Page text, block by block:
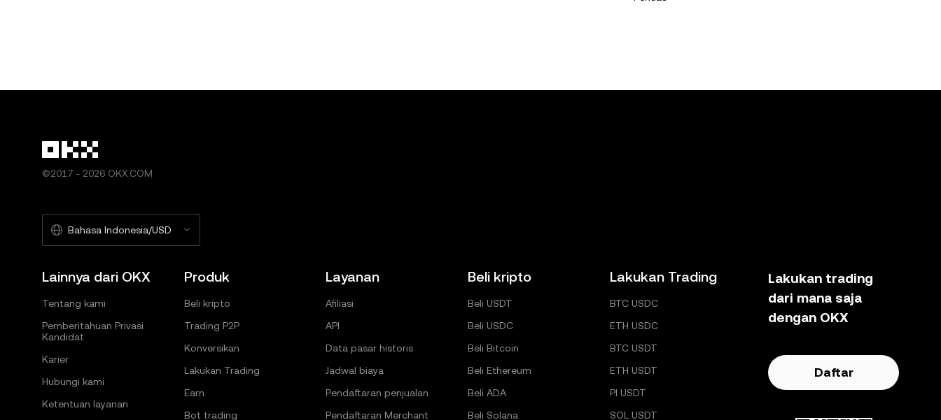
©2017 - 2026 OKX.COM
Bahasa Indonesia/USD
Lainnya dari OKX
Tentang kami
Pemberitahuan Privasi
Kandidat
Karier
Hubungi kami
Ketentuan layanan
Produk
Beli kripto
Trading P2P
Konversikan
Lakukan Trading
Earn
Bot trading
Layanan
Afiliasi
API
Data pasar historis
Jadwal biaya
Pendaftaran penjualan
Pendaftaran Merchant
Beli kripto
Beli USDT
Beli USDC
Beli Bitcoin
Beli Ethereum
Beli ADA
Beli Solana
Lakukan Trading
BTC USDC
ETH USDC
BTC USDT
ETH USDT
PI USDT
SOL USDT
Lakukan trading
dari mana saja
dengan OKX
Daftar